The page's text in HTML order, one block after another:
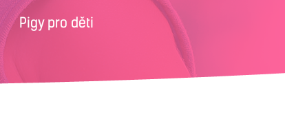
Pigy pro děti